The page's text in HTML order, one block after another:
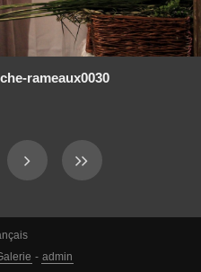
rameaux0030
- admin